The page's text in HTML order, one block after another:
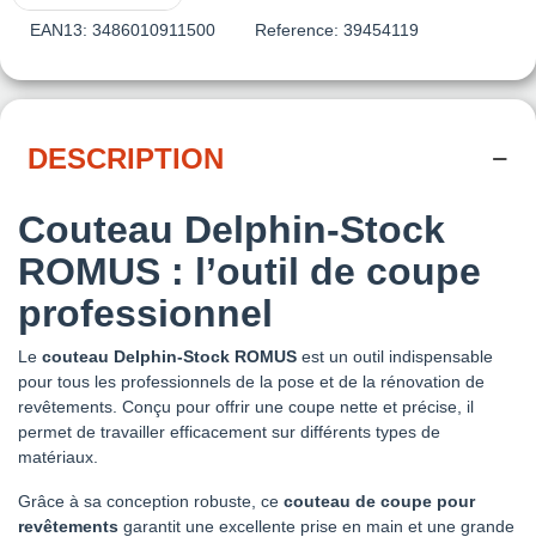
EAN13: 3486010911500 Reference: 39454119
DESCRIPTION
Couteau Delphin-Stock
ROMUS : l’outil de coupe
professionnel
Le couteau Delphin-Stock ROMUS est un outil indispensable
pour tous les professionnels de la pose et de la rénovation de
revêtements. Conçu pour offrir une coupe nette et précise, il
permet de travailler efficacement sur différents types de
matériaux.
Grâce à sa conception robuste, ce couteau de coupe pour
revêtements garantit une excellente prise en main et une grande